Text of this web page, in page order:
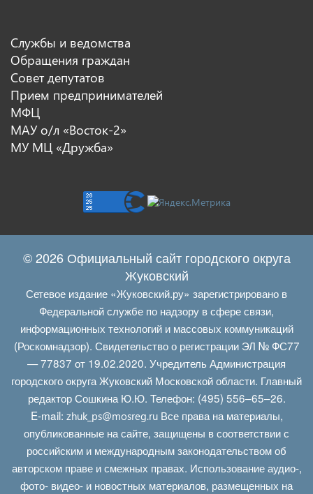
Службы и ведомства
Обращения граждан
Совет депутатов
Прием предпринимателей
МФЦ
МАУ о/л «Восток-2»
МУ МЦ «Дружба»
© 2026 Официальный сайт городского округа
Жуковский
Сетевое издание «Жуковский.ру» зарегистрировано в
Федеральной службе по надзору в сфере связи,
информационных технологий и массовых коммуникаций
(Роскомнадзор). Свидетельство о регистрации ЭЛ № ФС77
— 77837 от 19.02.2020. Учредитель Администрация
городского округа Жуковский Московской области. Главный
редактор Сошкина Ю.Ю. Телефон: (495) 556–65–26.
E‑mail: zhuk_ps@mosreg.ruВсе права на материалы,
опубликованные на сайте, защищены в соответствии с
российским и международным законодательством об
авторском праве и смежных правах. Использование аудио-,
фото- видео- и новостных материалов, размещенных на